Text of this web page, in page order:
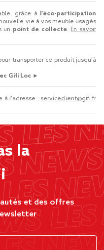
grâce à
l’éco-participation
vie à vos meuble usagés
un point de collecte. En savoir
transporter ce produit jusqu'à
Gifi Loc ►
à l'adresse : serviceclient@gifi.fr
la
et des offres